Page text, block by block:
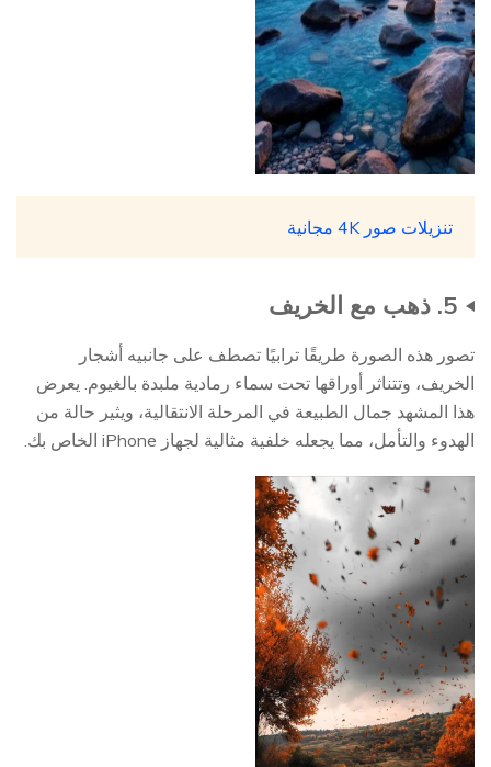
تنزيلات صور 4K مجانية
5. ذهب مع الخريف
تصور هذه الصورة طريقًا ترابيًا تصطف على جانبيه أشجار
الخريف، وتتناثر أوراقها تحت سماء رمادية ملبدة بالغيوم. يعرض
هذا المشهد جمال الطبيعة في المرحلة الانتقالية، ويثير حالة من
الهدوء والتأمل، مما يجعله خلفية مثالية لجهاز iPhone الخاص بك.